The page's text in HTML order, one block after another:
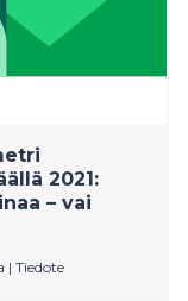
2021:
– vai
| Tiedote